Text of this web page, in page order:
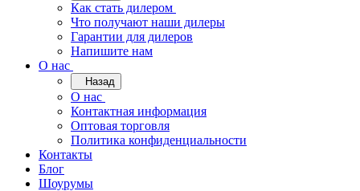
Как стать дилером
Что получают наши дилеры
Гарантии для дилеров
Напишите нам
О нас
Назад
О нас
Контактная информация
Оптовая торговля
Политика конфиденциальности
Контакты
Блог
Шоурумы